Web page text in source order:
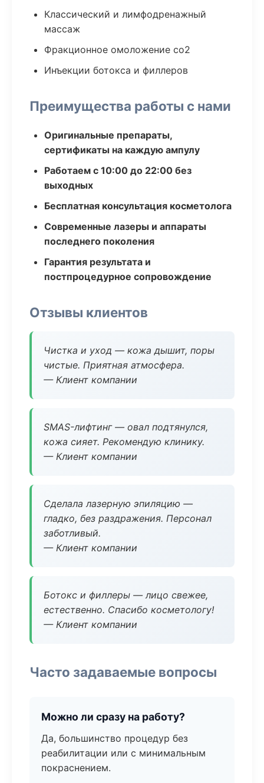
Классический и лимфодренажный
массаж
Фракционное омоложение co2
Инъекции ботокса и филлеров
Преимущества работы с нами
Оригинальные препараты,
сертификаты на каждую ампулу
Работаем с 10:00 до 22:00 без
выходных
Бесплатная консультация косметолога
Современные лазеры и аппараты
последнего поколения
Гарантия результата и
постпроцедурное сопровождение
Отзывы клиентов
Чистка и уход — кожа дышит, поры
чистые. Приятная атмосфера.
— Клиент компании
SMAS-лифтинг — овал подтянулся,
кожа сияет. Рекомендую клинику.
— Клиент компании
Сделала лазерную эпиляцию —
гладко, без раздражения. Персонал
заботливый.
— Клиент компании
Ботокс и филлеры — лицо свежее,
естественно. Спасибо косметологу!
— Клиент компании
Часто задаваемые вопросы
Можно ли сразу на работу?
Да, большинство процедур без
реабилитации или с минимальным
покраснением.